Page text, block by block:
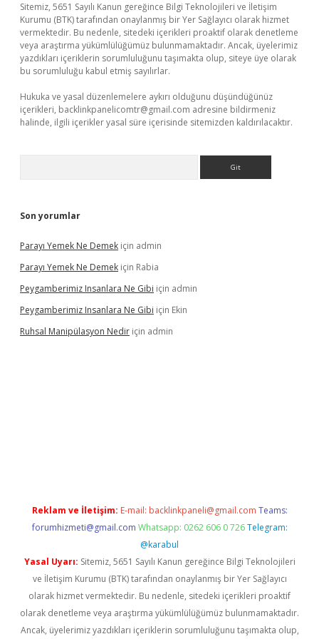
Sitemiz, 5651 Sayılı Kanun gereğince Bilgi Teknolojileri ve İletişim
Kurumu (BTK) tarafından onaylanmış bir Yer Sağlayıcı olarak hizmet
vermektedir. Bu nedenle, sitedeki içerikleri proaktif olarak denetleme
veya araştırma yükümlülüğümüz bulunmamaktadır. Ancak, üyelerimiz
yazdıkları içeriklerin sorumluluğunu taşımakta olup, siteye üye olarak
bu sorumluluğu kabul etmiş sayılırlar.
Hukuka ve yasal düzenlemelere aykırı olduğunu düşündüğünüz
içerikleri, backlinkpanelicomtr@gmail.com adresine bildirmeniz
halinde, ilgili içerikler yasal süre içerisinde sitemizden kaldırılacaktır.
Son yorumlar
Parayı Yemek Ne Demek için admin
Parayı Yemek Ne Demek için Rabia
Peygamberimiz Insanlara Ne Gibi için admin
Peygamberimiz Insanlara Ne Gibi için Ekin
Ruhsal Manipülasyon Nedir için admin
Reklam ve İletişim: E-mail: backlinkpaneli@gmail.com Teams:
forumhizmeti@gmail.com Whatsapp: 0262 606 0 726 Telegram:
@karabul
Yasal Uyarı: Sitemiz, 5651 Sayılı Kanun gereğince Bilgi Teknolojileri
ve İletişim Kurumu (BTK) tarafından onaylanmış bir Yer Sağlayıcı
olarak hizmet vermektedir. Bu nedenle, sitedeki içerikleri proaktif
olarak denetleme veya araştırma yükümlülüğümüz bulunmamaktadır.
Ancak, üyelerimiz yazdıkları içeriklerin sorumluluğunu taşımakta olup,